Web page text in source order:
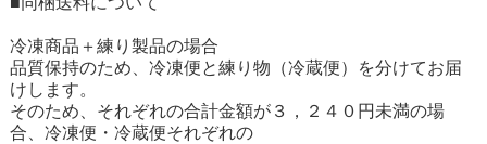
冷凍商品＋練り製品の場合
品質保持のため、冷凍便と練り物（冷蔵便）を分けてお届
けします。
そのため、それぞれの合計金額が３，２４０円未満の場
合、冷凍便・冷蔵便それぞれの